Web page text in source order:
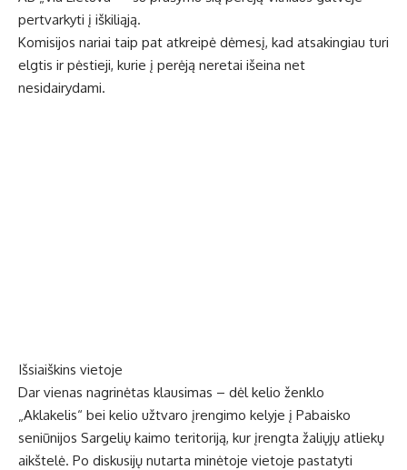
pertvarkyti į iškiliąją.
Komisijos nariai taip pat atkreipė dėmesį, kad atsakingiau turi
elgtis ir pėstieji, kurie į perėją neretai išeina net
nesidairydami.
Išsiaiškins vietoje
Dar vienas nagrinėtas klausimas – dėl kelio ženklo
„Aklakelis“ bei kelio užtvaro įrengimo kelyje į Pabaisko
seniūnijos Sargelių kaimo teritoriją, kur įrengta žaliųjų atliekų
aikštelė. Po diskusijų nutarta minėtoje vietoje pastatyti